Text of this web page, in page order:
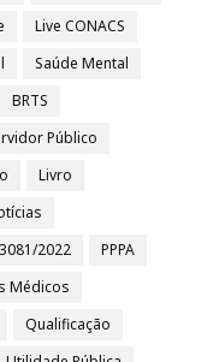
Live CONACS
Saúde Mental
BRTS
Público
Livro
2022
PPPA
Médicos
Qualificação